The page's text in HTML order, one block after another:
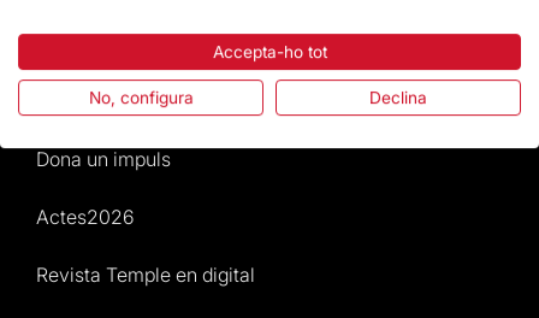
Agenda
Dona un impuls
Actes2026
Revista Temple en digital
Accepta-ho tot
No, configura Declina